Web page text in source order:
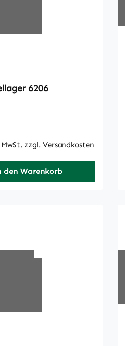
Rillenkugellager 6206
zzgl. Versandkosten
den Warenkorb